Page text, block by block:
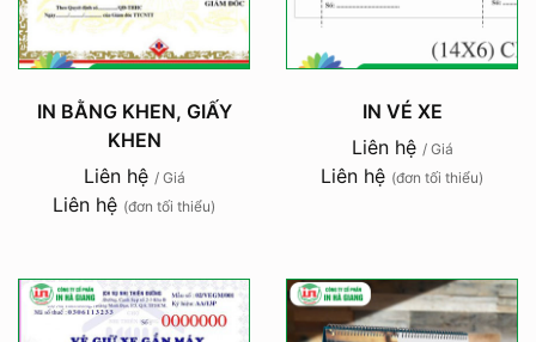
IN BẰNG KHEN, GIẤY
KHEN
Liên hệ / Giá
Liên hệ (đơn tối thiểu)
IN VÉ XE
Liên hệ / Giá
Liên hệ (đơn tối thiểu)